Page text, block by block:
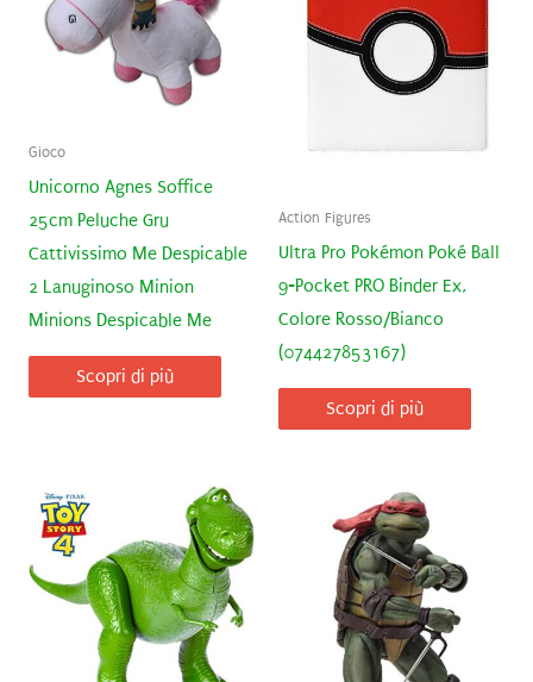
Gioco
Unicorno Agnes Soffice
25cm Peluche Gru
Cattivissimo Me Despicable
2 Lanuginoso Minion
Minions Despicable Me
Scopri di più
Action Figures
Ultra Pro Pokémon Poké Ball
9-Pocket PRO Binder Ex,
Colore Rosso/Bianco
(074427853167)
Scopri di più